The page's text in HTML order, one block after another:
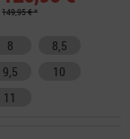
149,95 € *
8
8,5
9,5
10
11